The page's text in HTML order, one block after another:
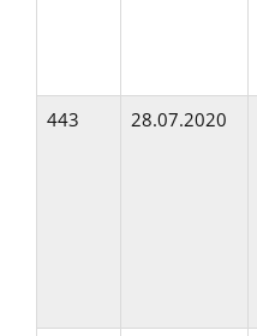
443
28.07.2020